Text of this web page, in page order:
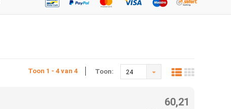
Toon 1 - 4 van 4 Toon: 24
60,21